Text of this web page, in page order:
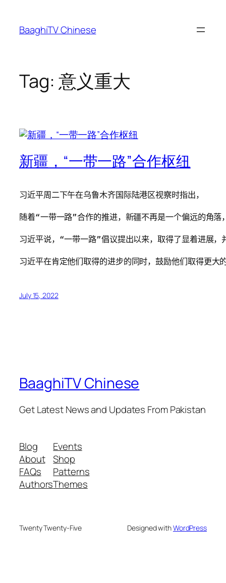
content
BaaghiTV Chinese
Tag: 意义重大
新疆，“一带一路”合作枢纽
习近平周二下午在乌鲁木齐国际陆港区视察时指出，
随着“一带一路”合作的推进，新疆不再是一个偏远的角落
习近平说，“一带一路”倡议提出以来，取得了显着进展
习近平在肯定他们取得的进步的同时，鼓励他们取得更大
July 15, 2022
BaaghiTV Chinese
Get Latest News and Updates From Pakistan
Blog
About
FAQs
Authors
Events
Shop
Patterns
Themes
Twenty Twenty-Five Designed withWordPress